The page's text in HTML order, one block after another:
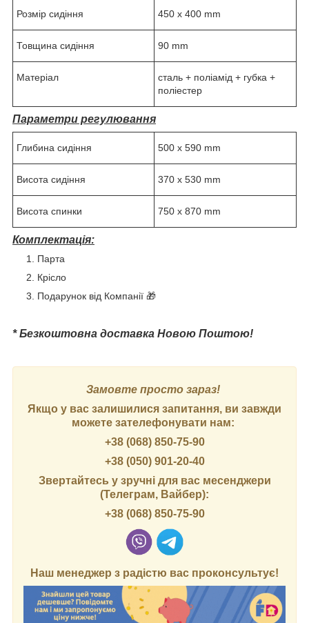
Розмір сидіння 450 х 400 mm
Товщина сидіння 90 mm
Матеріал
сталь + поліамід + губка +
поліестер
Параметри регулювання
Глибина сидіння 500 x 590 mm
Висота сидіння 370 х 530 mm
Висота спинки 750 x 870 mm
Комплектація:
Парта
Крісло
Подарунок від Компанії 🎁
* Безкоштовна доставка Новою Поштою!
Замовте просто зараз!
Якщо у вас залишилися запитання, ви завжди
можете зателефонувати нам:
+38 (068) 850-75-90
+38 (050) 901-20-40
Звертайтесь у зручні для вас месенджери
(Телеграм, Вайбер):
+38 (068) 850-75-90
Наш менеджер з радістю вас проконсультує!